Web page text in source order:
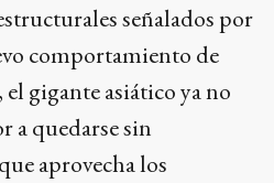
señalados por
comportamiento de
gigante asiático ya no
a quedarse sin
aprovecha los